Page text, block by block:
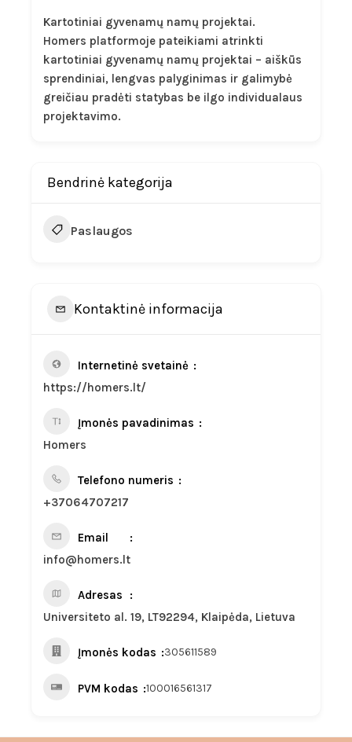
Kartotiniai gyvenamų namų projektai.
Homers platformoje pateikiami atrinkti
kartotiniai gyvenamų namų projektai – aiškūs
sprendiniai, lengvas palyginimas ir galimybė
greičiau pradėti statybas be ilgo individualaus
projektavimo.
Bendrinė kategorija
Paslaugos
Kontaktinė informacija
Internetinė svetainė
https://homers.lt/
Įmonės pavadinimas
Homers
Telefono numeris
+37064707217
Email
info@homers.lt
Adresas
Universiteto al. 19, LT92294, Klaipėda, Lietuva
Įmonės kodas 305611589
PVM kodas 100016561317